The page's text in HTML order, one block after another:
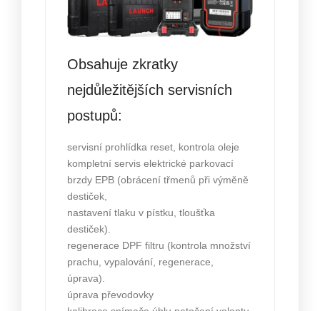
Obsahuje zkratky
nejdůležitějších servisních
postupů:
servisní prohlídka reset, kontrola oleje
kompletní servis elektrické parkovací
brzdy EPB (obrácení třmenů při výměně
destiček,
nastavení tlaku v pístku, tloušťka
destiček).
regenerace DPF filtru (kontrola množství
prachu, vypalování, regenerace,
úprava).
úprava převodovky